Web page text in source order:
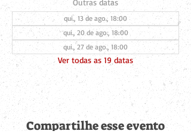
Outras datas
qui., 13 de ago., 18:00
qui., 20 de ago., 18:00
qui., 27 de ago., 18:00
Ver todas as 19 datas
Compartilhe esse evento